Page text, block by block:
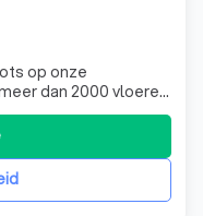
op onze
dan 2000 vloeren
we een breed
stijl. Van
legpatronen tot
tegelvl